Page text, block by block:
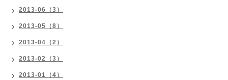
2013-06（3）
2013-05（8）
2013-04（2）
2013-02（3）
2013-01（4）